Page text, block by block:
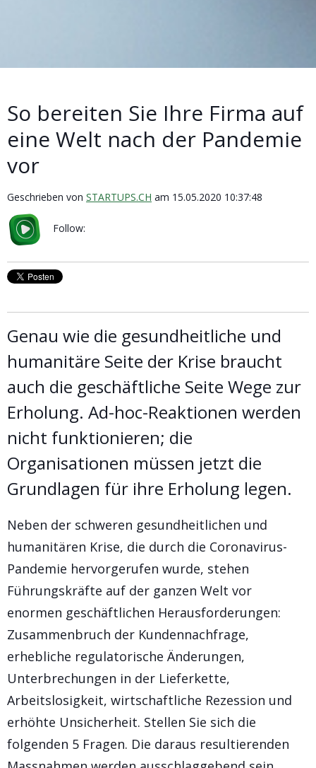
So bereiten Sie Ihre Firma auf
eine Welt nach der Pandemie
vor
Geschrieben von STARTUPS.CH am 15.05.2020 10:37:48
Follow:
Genau wie die gesundheitliche und
humanitäre Seite der Krise braucht
auch die geschäftliche Seite Wege zur
Erholung. Ad-hoc-Reaktionen werden
nicht funktionieren; die
Organisationen müssen jetzt die
Grundlagen für ihre Erholung legen.
Neben der schweren gesundheitlichen und
humanitären Krise, die durch die Coronavirus-
Pandemie hervorgerufen wurde, stehen
Führungskräfte auf der ganzen Welt vor
enormen geschäftlichen Herausforderungen:
Zusammenbruch der Kundennachfrage,
erhebliche regulatorische Änderungen,
Unterbrechungen in der Lieferkette,
Arbeitslosigkeit, wirtschaftliche Rezession und
erhöhte Unsicherheit. Stellen Sie sich die
folgenden 5 Fragen. Die daraus resultierenden